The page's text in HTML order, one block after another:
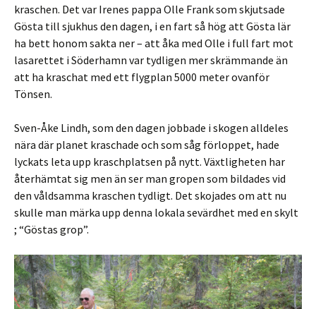
kraschen. Det var Irenes pappa Olle Frank som skjutsade
Gösta till sjukhus den dagen, i en fart så hög att Gösta lär
ha bett honom sakta ner – att åka med Olle i full fart mot
lasarettet i Söderhamn var tydligen mer skrämmande än
att ha kraschat med ett flygplan 5000 meter ovanför
Tönsen.
Sven-Åke Lindh, som den dagen jobbade i skogen alldeles
nära där planet kraschade och som såg förloppet, hade
lyckats leta upp kraschplatsen på nytt. Växtligheten har
återhämtat sig men än ser man gropen som bildades vid
den våldsamma kraschen tydligt. Det skojades om att nu
skulle man märka upp denna lokala sevärdhet med en skylt
; “Göstas grop”.